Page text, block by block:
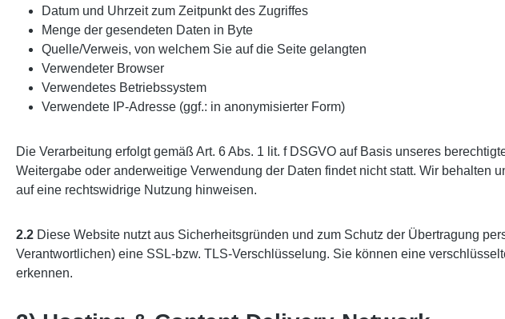
Datum und Uhrzeit zum Zeitpunkt des Zugriffes
Menge der gesendeten Daten in Byte
Quelle/Verweis, von welchem Sie auf die Seite gelangten
Verwendeter Browser
Verwendetes Betriebssystem
Verwendete IP-Adresse (ggf.: in anonymisierter Form)
Die Verarbeitung erfolgt gemäß Art. 6 Abs. 1 lit. f DSGVO auf Basis unseres
Weitergabe oder anderweitige Verwendung der Daten findet nicht statt. Wir
auf eine rechtswidrige Nutzung hinweisen.
2.2 Diese Website nutzt aus Sicherheitsgründen und zum Schutz der Übertragung
Verantwortlichen) eine SSL-bzw. TLS-Verschlüsselung. Sie können eine
erkennen.